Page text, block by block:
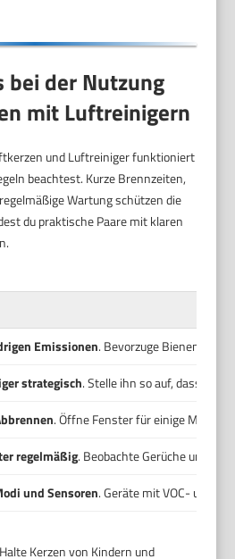
bei der Nutzung
mit Luftreinigern
und Luftreiniger funktioniert
beachtest. Kurze Brennzeiten,
Wartung schützen die
du praktische Paare mit klaren
Emissionen. Bevorzuge
strategisch. Stelle ihn so auf, dass
. Öffne Fenster für einige
regelmäßig. Beobachte Gerüche und
und Sensoren. Geräte mit VOC- und
Kerzen von Kindern und